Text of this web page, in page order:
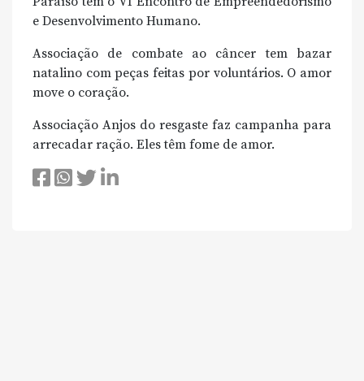
e Desenvolvimento Humano.
Associação de combate ao câncer tem bazar
natalino com peças feitas por voluntários. O amor
move o coração.
Associação Anjos do resgaste faz campanha para
arrecadar ração. Eles têm fome de amor.